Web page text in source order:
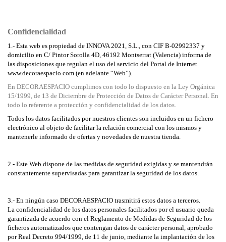
Confidencialidad
1.- Esta web es propiedad de INNOVA 2021, S.L., con CIF B-02992337 y
domicilio en C/ Pintor Sorolla 4D, 46192 Montserrat (Valencia) informa de
las disposiciones que regulan el uso del servicio del Portal de Internet
www.decoraespacio.com (en adelante “Web”).
En DECORAESPACIO cumplimos con todo lo dispuesto en la Ley Orgánica
15/1999, de 13 de Diciembre de Protección de Datos de Carácter Personal. En
todo lo referente a protección y confidencialidad de los datos.
Todos los datos facilitados por nuestros clientes son incluidos en un fichero
electrónico al objeto de facilitar la relación comercial con los mismos y
mantenerle informado de ofertas y novedades de nuestra tienda.
2.- Este Web dispone de las medidas de seguridad exigidas y se mantendrán
constantemente supervisadas para garantizar la seguridad de los datos.
3.- En ningún caso DECORAESPACIO trasmitirá estos datos a terceros.
La confidencialidad de los datos personales facilitados por el usuario queda
garantizada de acuerdo con el Reglamento de Medidas de Seguridad de los
ficheros automatizados que contengan datos de carácter personal, aprobado
por Real Decreto 994/1999, de 11 de junio, mediante la implantación de los